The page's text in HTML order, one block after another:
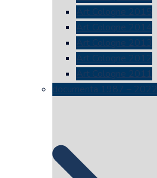
Art Cologne 2015
Art Cologne 2014
Art Cologne 2013
Art Cologne 2012
Art Cologne 2011
documenta 1987 – 2022